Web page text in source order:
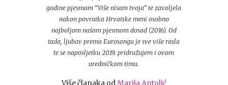
godine pjesmom “Više nisam tvoja” te zavoljela
nakon povratka Hrvatske meni osobno
najboljom našom pjesmom dosad (2016). Od
tada, ljubav prema Eurosongu je sve više rasla
te se naposljetku 2019. pridružujem i ovom
uredničkom timu.
Više članaka odMarija Antolić